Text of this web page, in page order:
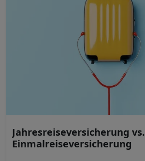
Jahresreiseversicherung vs.
Einmalreiseversicherung